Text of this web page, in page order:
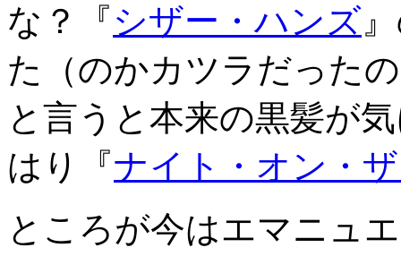
な？『シザー・ハンズ
た（のかカツラだった
と言うと本来の黒髪が
はり『ナイト・オン・
ところが今はエマニュ